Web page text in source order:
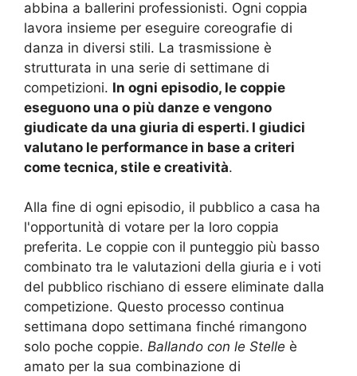
abbina a ballerini professionisti. Ogni coppia
lavora insieme per eseguire coreografie di
danza in diversi stili. La trasmissione è
strutturata in una serie di settimane di
competizioni. In ogni episodio, le coppie
eseguono una o più danze e vengono
giudicate da una giuria di esperti. I giudici
valutano le performance in base a criteri
come tecnica, stile e creatività.
Alla fine di ogni episodio, il pubblico a casa ha
l'opportunità di votare per la loro coppia
preferita. Le coppie con il punteggio più basso
combinato tra le valutazioni della giuria e i voti
del pubblico rischiano di essere eliminate dalla
competizione. Questo processo continua
settimana dopo settimana finché rimangono
solo poche coppie. Ballando con le Stelle è
amato per la sua combinazione di